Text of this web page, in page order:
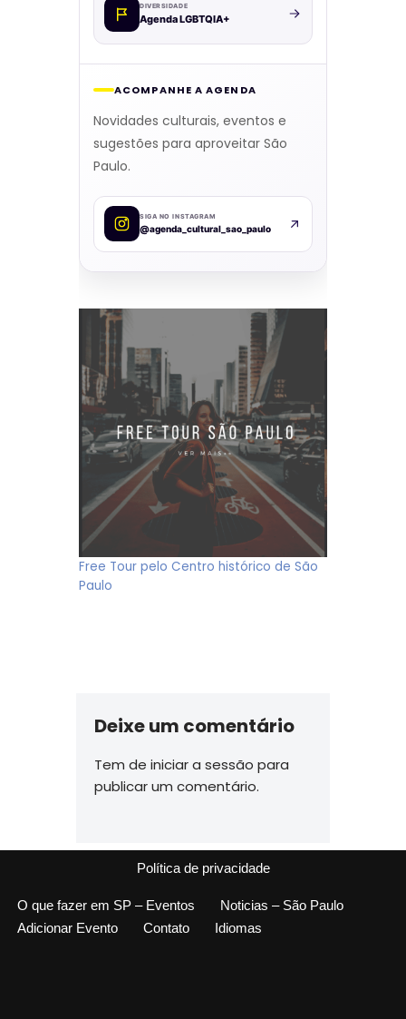
DIVERSIDADE
Agenda LGBTQIA+
ACOMPANHE A AGENDA
Novidades culturais, eventos e
sugestões para aproveitar São
Paulo.
SIGA NO INSTAGRAM
@agenda_cultural_sao_paulo
Free Tour pelo Centro histórico de São
Paulo
Deixe um comentário
Tem de iniciar a sessão para
publicar um comentário.
Política de privacidade
O que fazer em SP – Eventos
Noticias – São Paulo
Adicionar Evento
Contato Idiomas